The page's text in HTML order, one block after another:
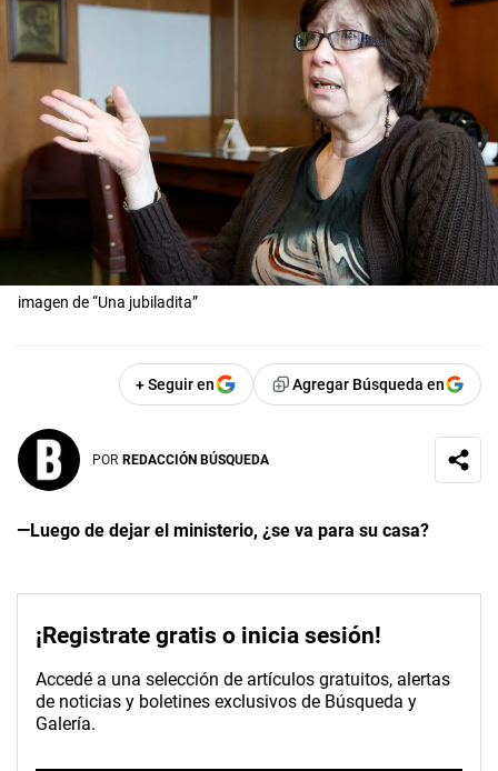
imagen de “Una jubiladita”
+ Seguir en Agregar Búsqueda en
POR REDACCIÓN BÚSQUEDA
—Luego de dejar el ministerio, ¿se va para su casa?
¡Registrate gratis o inicia sesión!
Accedé a una selección de artículos gratuitos, alertas
de noticias y boletines exclusivos de Búsqueda y
Galería.